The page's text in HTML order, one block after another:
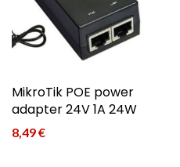
MikroTik POE power
adapter 24V 1A 24W
8,49€